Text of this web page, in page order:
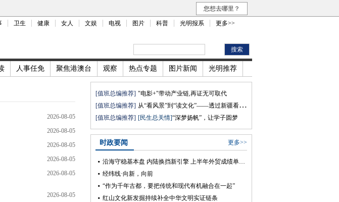
您想去哪里？
卫生 健康 女人 文娱 电视 图片 科普 光明报系 更多>>
人事任免 聚焦港澳台 观察 热点专题 图片新闻 光明推荐
2026-08-05
2026-08-05
2026-08-05
2026-08-05
2026-08-05
2026-08-05
[值班总编推荐] "电影+"带动产业链,再证无可取代
[值班总编推荐] 从“看风景”到“读文化”——透过新疆看“访古游”升温
[值班总编推荐] [民生总关情]“深梦扬帆”，让学子圆梦
时政要闻 更多>>
沿海守稳基本盘 内陆换挡新引擎 上半年外贸成绩单见证产业提质跃迁
经纬线·向新，向前
“作为千年古都，要把传统和现代有机融合在一起”
红山文化新发掘持续补全中华文明实证链条